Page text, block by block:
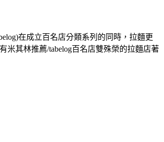
在成立百名店分類系列的同時，拉麵更
米其林推薦/tabelog百名店雙殊榮的拉麵店著